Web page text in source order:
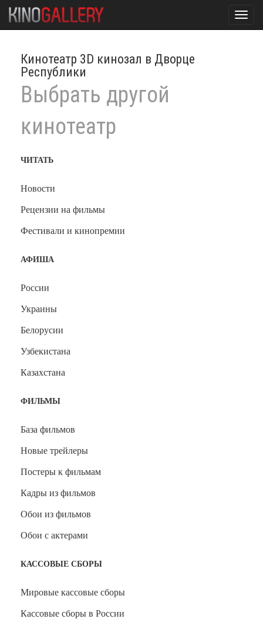
Кинотеатр 3D кинозал в Дворце
Республики
Выбрать другой
кинотеатр
ЧИТАТЬ
Новости
Рецензии на фильмы
Фестивали и кинопремии
АФИША
России
Украины
Белорусии
Узбекистана
Казахстана
ФИЛЬМЫ
База фильмов
Новые трейлеры
Постеры к фильмам
Кадры из фильмов
Обои из фильмов
Обои с актерами
КАССОВЫЕ СБОРЫ
Мировые кассовые сборы
Кассовые сборы в России